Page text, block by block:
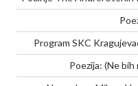
Program SKC
Poezija: (Ne